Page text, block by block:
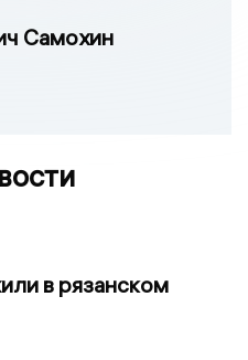
Самохин
в рязанском